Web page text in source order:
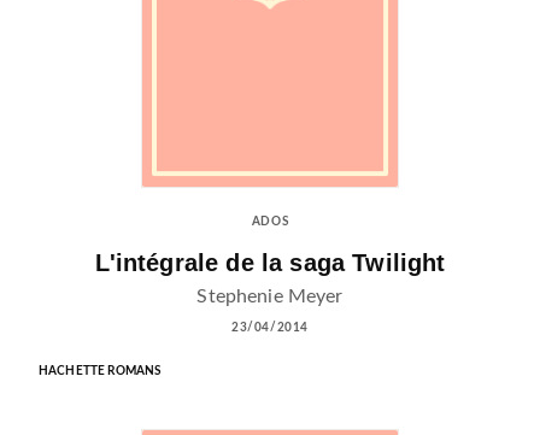
ADOS
L'intégrale de la saga Twilight
Stephenie Meyer
23/04/2014
HACHETTE ROMANS